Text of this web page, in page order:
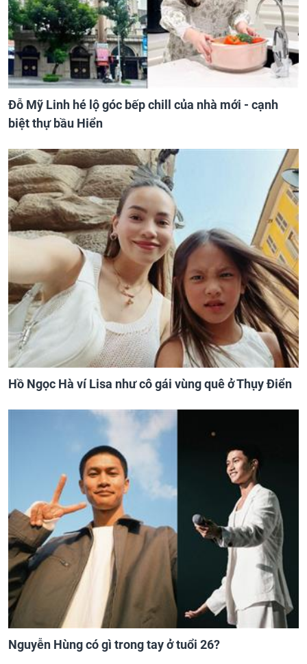
Đỗ Mỹ Linh hé lộ góc bếp chill của nhà mới - cạnh
biệt thự bầu Hiển
Hồ Ngọc Hà ví Lisa như cô gái vùng quê ở Thụy Điển
Nguyễn Hùng có gì trong tay ở tuổi 26?